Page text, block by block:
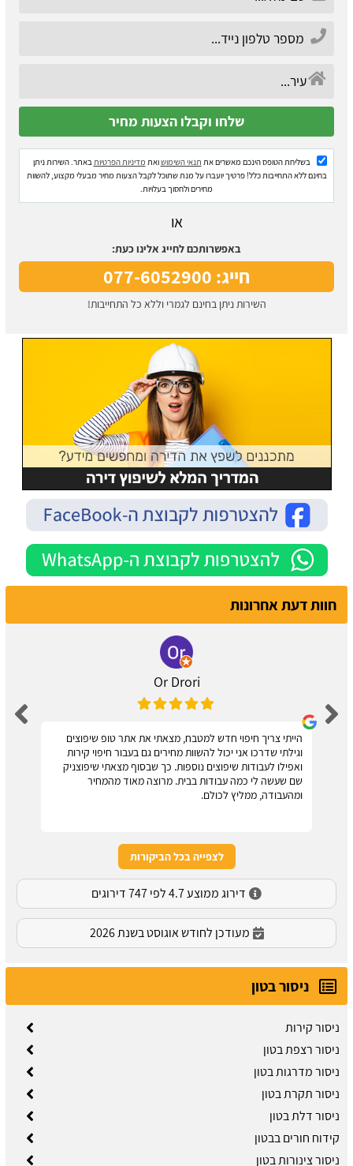
בשליחת הטופס הינכם מאשרים את תנאי השימושואת מדיניות הפרטיותבאתר. השירות ניתן
בחינם ללא התחייבות כלל! פרטיך יועברו על מנת שתוכל לקבל הצעות מחיר מבעלי מקצוע, להשוות
מחירים ולחסוך בעלויות.
או
באפשרותכם לחייג אלינו כעת:
חייג: 077-6052900
השירות ניתן בחינם לגמרי וללא כל התחייבות!
חוות דעת אחרונות
Or Drori
הייתי צריך חיפוי חדש למטבח, מצאתי את אתר טופ שיפוצים
וגילתי שדרכו אני יכול להשוות מחירים גם בעבור חיפוי קירות
ואפילו לעבודות שיפוצים נוספות. כך שבסוף מצאתי שיפוצניק
שם שעשה לי כמה עבודות בבית. מרוצה מאוד מהמחיר
ומהעבודה, ממליץ לכולם.
לצפייה בכל הביקורות
דירוג ממוצע 4.7 לפי 747 דירוגים
מעודכן לחודש אוגוסט בשנת 2026
ניסור בטון
ניסור קירות
ניסור רצפת בטון
ניסור מדרגות בטון
ניסור תקרת בטון
ניסור דלת בטון
קידוח חורים בבטון
ניסור צינורות בטון